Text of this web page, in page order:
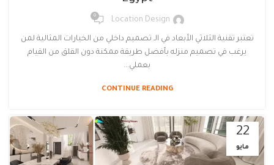
Location Design
0
تعتبر تقنية الثلاثي الأبعاد في الـ تصميم داخلي من الخيارات المثالية لمن
يرغب في تصميم منزله بأفضل طريقة ممكنة دون القلق من القيام
بعملي...
CONTINUE READING
22
مايو